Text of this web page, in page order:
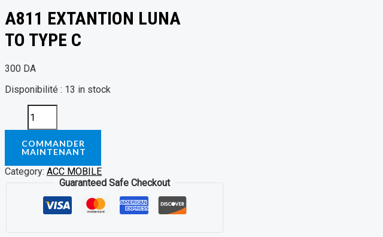
A811 EXTANTION LUNA
TO TYPE C
300 DA
Disponibilité : 13 in stock
COMMANDER
MAINTENANT
Category: ACC MOBILE
Guaranteed Safe Checkout